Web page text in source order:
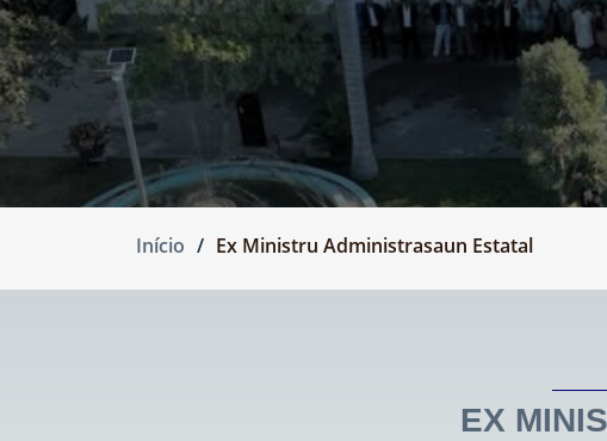
Início Ex Ministru Administrasaun Estatal
EX